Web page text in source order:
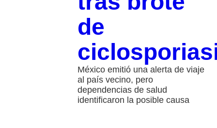
de
México emitió una alerta de viaje
al país vecino, pero
dependencias de salud
identificaron la posible causa